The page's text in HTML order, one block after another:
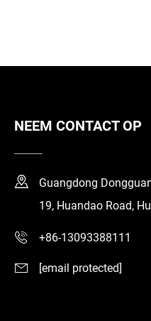
NEEM CONTACT OP
Guangdong
19, Huandao Road,
+86-13093388111
[email protected]